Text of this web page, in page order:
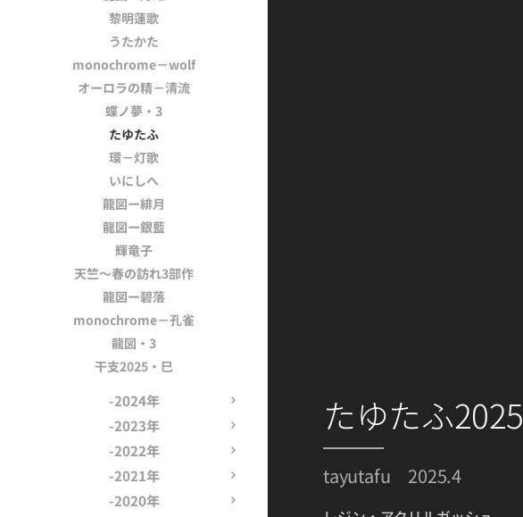
黎明蓮歌
うたかた
monochrome－wolf
オーロラの精－清流
蝶ノ夢・3
たゆたふ
環－灯歌
いにしへ
龍図ー緋月
龍図ー銀藍
輝竜子
天竺～春の訪れ3部作
龍図ー碧落
monochrome－孔雀
龍図・3
干支2025・巳
-2024年
-2023年
-2022年
-2021年
-2020年
たゆたふ2025
tayutafu 2025.4